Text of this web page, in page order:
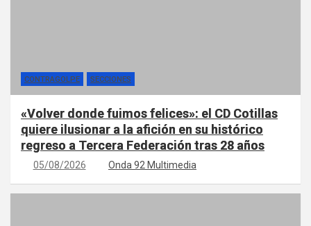
CONTRAGOLPE SECCIONES
«Volver donde fuimos felices»: el CD Cotillas
quiere ilusionar a la afición en su histórico
regreso a Tercera Federación tras 28 años
05/08/2026 Onda 92 Multimedia